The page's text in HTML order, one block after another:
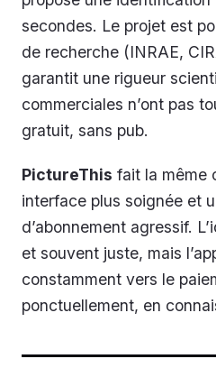
secondes. Le projet est
de recherche (INRAE,
garantit une rigueur
commerciales n’ont pas
gratuit, sans pub.
PictureThis fait la même
interface plus soignée et
d’abonnement agressif.
et souvent juste, mais
constamment vers le
ponctuellement, en